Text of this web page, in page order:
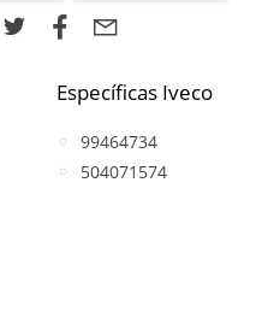
Específicas Iveco
99464734
504071574